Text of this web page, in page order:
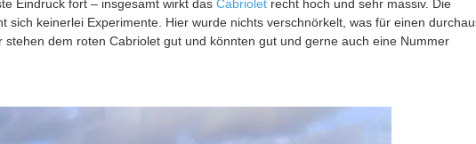
Eindruck fort – insgesamt wirkt das Cabrioletrecht hoch und sehr massiv. Die
sich keinerlei Experimente. Hier wurde nichts verschnörkelt, was für einen
dem roten Cabriolet gut und könnten gut und gerne auch eine Nummer